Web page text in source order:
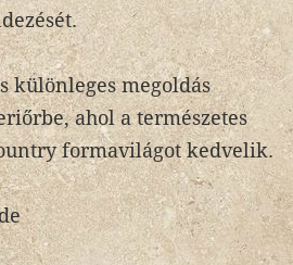
különleges megoldás
ahol a természetes
formavilágot kedvelik.